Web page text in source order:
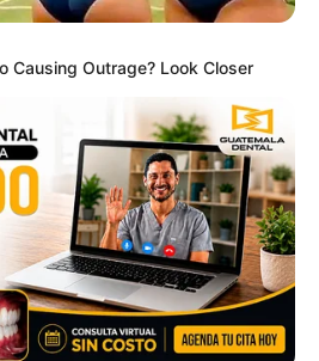
Causing Outrage? Look Closer